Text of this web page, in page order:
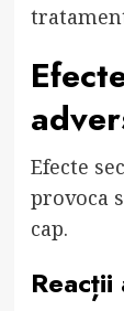
Efecte
provoca
cap.